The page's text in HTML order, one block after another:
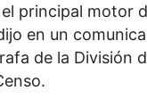
principal motor
en un
de la División